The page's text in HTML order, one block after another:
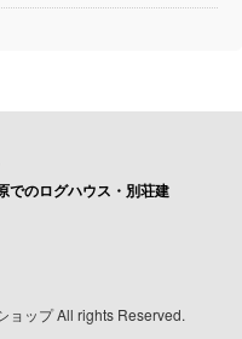
でのログハウス・別荘建
ョップ All rights Reserved.